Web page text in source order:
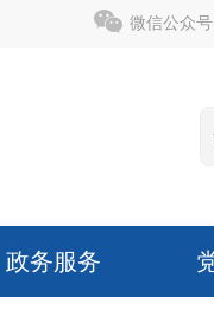
微信公众号
政务服务